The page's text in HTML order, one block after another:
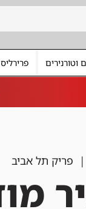
וטורנירים
  |
פריק תל אביב